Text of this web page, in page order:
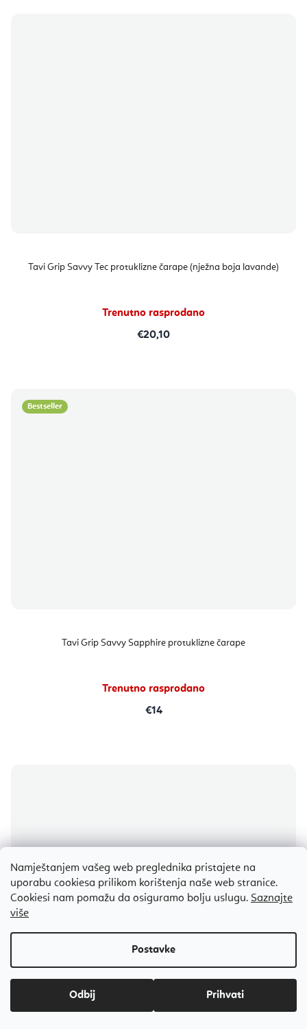
Namještanjem vašeg web preglednika pristajete na
uporabu cookiesa prilikom korištenja naše web stranice.
Cookiesi nam pomažu da osiguramo bolju uslugu. Saznajte
više
Odbij
Tavi Grip Savvy Tec protuklizne čarape (nježna boja lavande)
Trenutno rasprodano
€20,10
Bestseller
Tavi Grip Savvy Sapphire protuklizne čarape
Trenutno rasprodano
€14